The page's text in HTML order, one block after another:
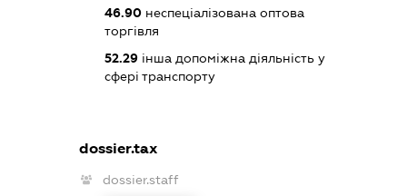
46.90 неспеціалізована оптова
торгівля
52.29 інша допоміжна діяльність у
сфері транспорту
dossier.tax
dossier.staff